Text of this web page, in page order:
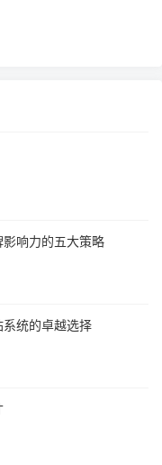
响力的五大策略
统的卓越选择